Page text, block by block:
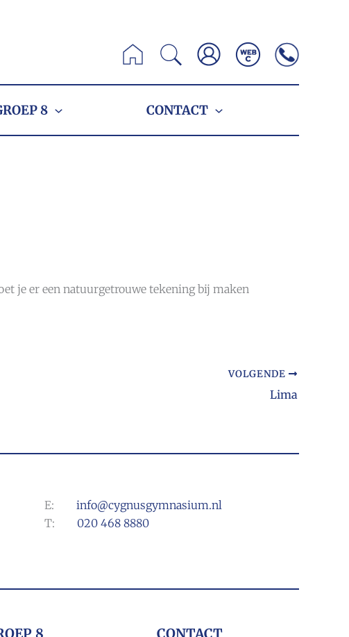
Zoeken
8 CONTACT
je er een natuurgetrouwe tekening bij maken
VOLGENDE
Lima
E:info@cygnusgymnasium.nl
T: 020 468 8880
8 CONTACT